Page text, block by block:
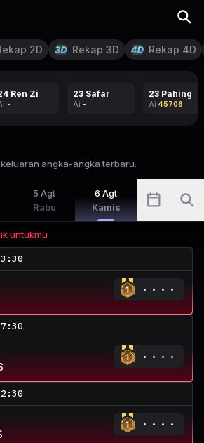
2D Rekap 3D Rekap 4D
Ren Zi
-
23 Safar
Ai -
23 Pahing
Ai 45706
angka-angka terbaru.
5 Agt
Rabu
6 Agt
Kamis
untukmu